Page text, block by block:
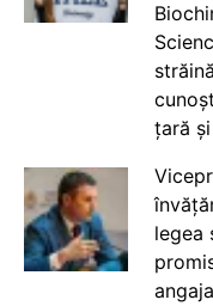
țară
legea